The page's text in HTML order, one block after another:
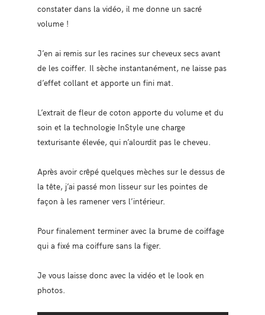
constater dans la vidéo, il me donne un sacré
volume !
J’en ai remis sur les racines sur cheveux secs avant
de les coiffer. Il sèche instantanément, ne laisse pas
d’effet collant et apporte un fini mat.
L’extrait de fleur de coton apporte du volume et du
soin et la technologie InStyle une charge
texturisante élevée, qui n’alourdit pas le cheveu.
Après avoir crêpé quelques mèches sur le dessus de
la tête, j’ai passé mon lisseur sur les pointes de
façon à les ramener vers l’intérieur.
Pour finalement terminer avec la brume de coiffage
qui a fixé ma coiffure sans la figer.
Je vous laisse donc avec la vidéo et le look en
photos.